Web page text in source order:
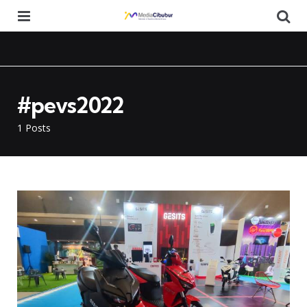
1 Posts
#pevs2022